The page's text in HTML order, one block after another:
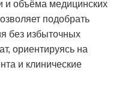
объёма медицинских
подобрать
без избыточных
ориентируясь на
и клинические